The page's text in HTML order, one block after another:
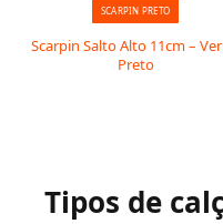
SCARPIN PRETO
Scarpin Salto Alto 11cm –
Preto
Tipos de